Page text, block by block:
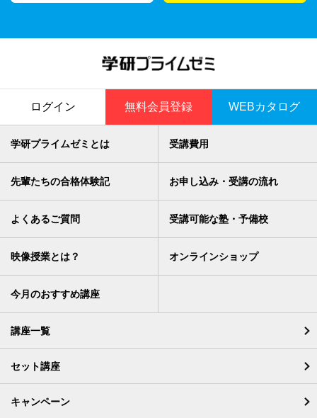
WEBカタログ
無料会員登録
ログイン
学研プライムゼミとは 受講費用
先輩たちの合格体験記 お申し込み・受講の流れ
よくあるご質問 受講可能な塾・予備校
映像授業とは？ オンラインショップ
今月のおすすめ講座
講座一覧
セット講座
キャンペーン